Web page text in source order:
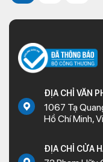
ĐỊA CHỈ VĂN
1067 Tạ
Hồ Chí Minh,
ĐỊA CHỈ CỬA